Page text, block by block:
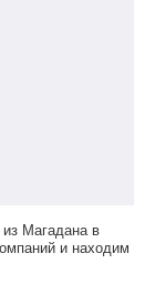
Магадана в
и находим